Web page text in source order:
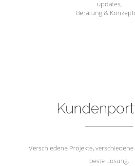
updates,
Beratung &
Verschiedene Projekte,
beste Lösung.